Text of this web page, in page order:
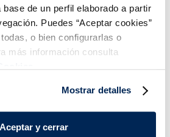
de un perfil elaborado a partir
Puedes “Aceptar cookies”
o bien configurarlas o
más información consulta
Mostrar detalles
Aceptar y cerrar
LLoms de salmó BIO